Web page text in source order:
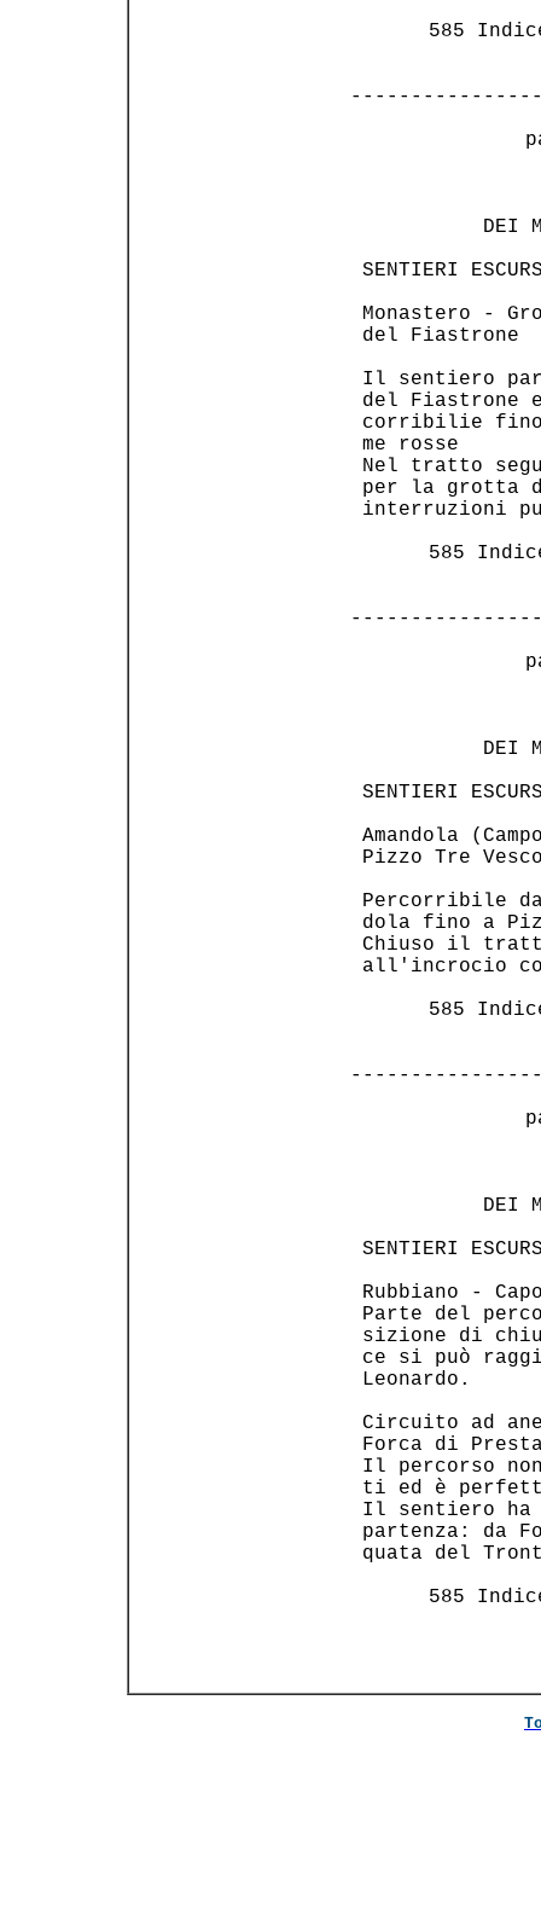
585
SENTIERI
Monastero -
del
Il sentiero
del Fiastrone
corribilie
me
Nel tratto
per la grotta
585
SENTIERI
Amandola
Pizzo Tre
Percorribile
dola fino a
Chiuso il
all'incrocio
585
SENTIERI
Rubbiano -
Parte del
sizione di
ce si può
Circuito ad
Forca di
Il percorso non
ti ed è
Il sentiero
partenza: da
quata
585